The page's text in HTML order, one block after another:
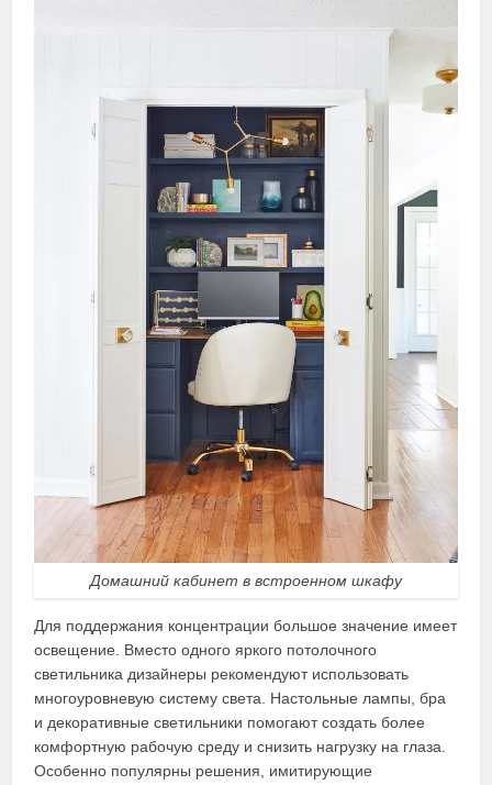
Домашний кабинет в встроенном шкафу
Для поддержания концентрации большое значение имеет
освещение. Вместо одного яркого потолочного
светильника дизайнеры рекомендуют использовать
многоуровневую систему света. Настольные лампы, бра
и декоративные светильники помогают создать более
комфортную рабочую среду и снизить нагрузку на глаза.
Особенно популярны решения, имитирующие